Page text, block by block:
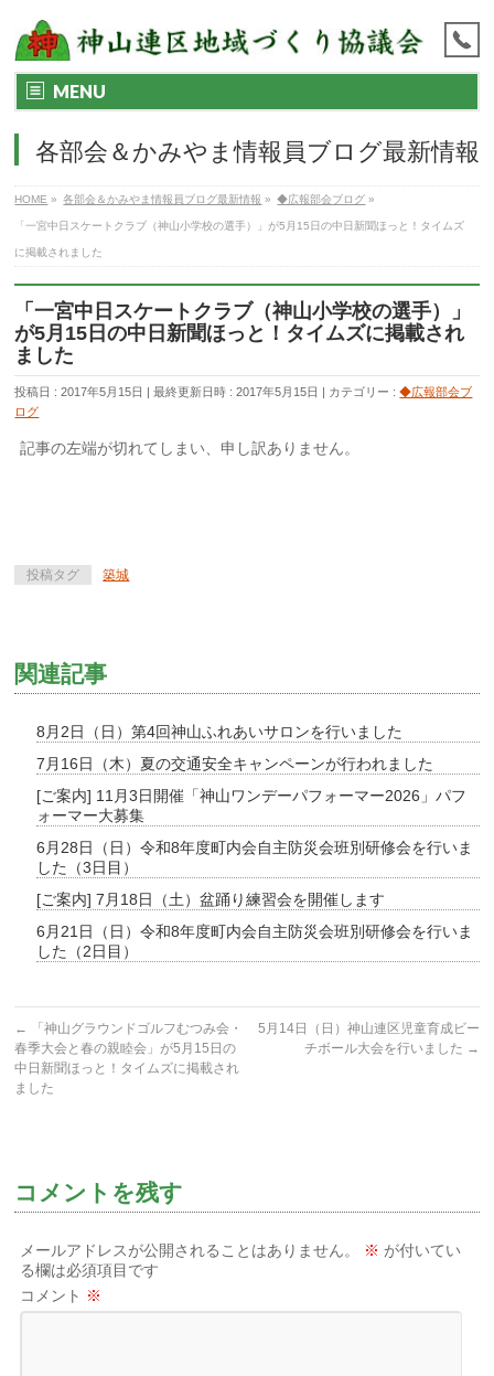
MENU
各部会＆かみやま情報員ブログ最新情報
HOME » 各部会＆かみやま情報員ブログ最新情報 » ◆広報部会ブログ »
「一宮中日スケートクラブ（神山小学校の選手）」が5月15日の中日新聞ほっと！タイムズ
に掲載されました
「一宮中日スケートクラブ（神山小学校の選手）」
が5月15日の中日新聞ほっと！タイムズに掲載され
ました
投稿日 : 2017年5月15日 最終更新日時 : 2017年5月15日 カテゴリー :◆広報部会ブ
ログ
記事の左端が切れてしまい、申し訳ありません。
投稿タグ 築城
関連記事
8月2日（日）第4回神山ふれあいサロンを行いました
7月16日（木）夏の交通安全キャンペーンが行われました
[ご案内] 11月3日開催「神山ワンデーパフォーマー2026」パフ
ォーマー大募集
6月28日（日）令和8年度町内会自主防災会班別研修会を行いま
した（3日目）
[ご案内] 7月18日（土）盆踊り練習会を開催します
6月21日（日）令和8年度町内会自主防災会班別研修会を行いま
した（2日目）
←
「神山グラウンドゴルフむつみ会・
春季大会と春の親睦会」が5月15日の
中日新聞ほっと！タイムズに掲載され
ました
5月14日（日）神山連区児童育成ビー
チボール大会を行いました →
コメントを残す
メールアドレスが公開されることはありません。 ※ が付いてい
る欄は必須項目です
コメント ※